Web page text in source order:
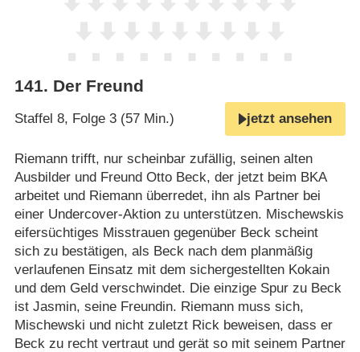
141. Der Freund
Staffel 8, Folge 3 (57 Min.) jetzt ansehen
Riemann trifft, nur scheinbar zufällig, seinen alten
Ausbilder und Freund Otto Beck, der jetzt beim BKA
arbeitet und Riemann überredet, ihn als Partner bei
einer Undercover-Aktion zu unterstützen. Mischewskis
eifersüchtiges Misstrauen gegenüber Beck scheint
sich zu bestätigen, als Beck nach dem planmäßig
verlaufenen Einsatz mit dem sichergestellten Kokain
und dem Geld verschwindet. Die einzige Spur zu Beck
ist Jasmin, seine Freundin. Riemann muss sich,
Mischewski und nicht zuletzt Rick beweisen, dass er
Beck zu recht vertraut und gerät so mit seinem Partner